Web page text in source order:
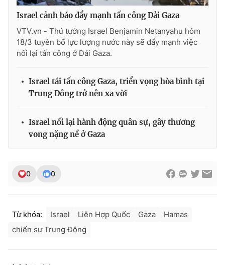
Israel cảnh báo đẩy mạnh tấn công Dải Gaza
VTV.vn - Thủ tướng Israel Benjamin Netanyahu hôm
18/3 tuyên bố lực lượng nước này sẽ đẩy mạnh việc
nối lại tấn công ở Dải Gaza.
Israel tái tấn công Gaza, triển vọng hòa bình tại
Trung Đông trở nên xa vời
Israel nối lại hành động quân sự, gây thương
vong nặng nề ở Gaza
0 0
Từ khóa: Israel Liên Hợp Quốc Gaza
Hamas
chiến sự Trung Đông